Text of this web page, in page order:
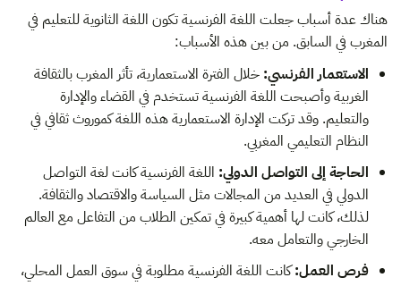
هناك عدة أسباب جعلت اللغة الفرنسية تكون اللغة الثانوية للتعليم في
المغرب في السابق. من بين هذه الأسباب:
الاستعمار الفرنسي:خلال الفترة الاستعمارية، تأثر المغرب بالثقافة
الغربية وأصبحت اللغة الفرنسية تستخدم في القضاء والإدارة
والتعليم. وقد تركت الإدارة الاستعمارية هذه اللغة كموروث ثقافي في
النظام التعليمي المغربي.
الحاجة إلى التواصل الدولي:اللغة الفرنسية كانت لغة التواصل
الدولي في العديد من المجالات مثل السياسة والاقتصاد والثقافة.
لذلك، كانت لها أهمية كبيرة في تمكين الطلاب من التفاعل مع العالم
الخارجي والتعامل معه.
فرص العمل:كانت اللغة الفرنسية مطلوبة في سوق العمل المحلي،